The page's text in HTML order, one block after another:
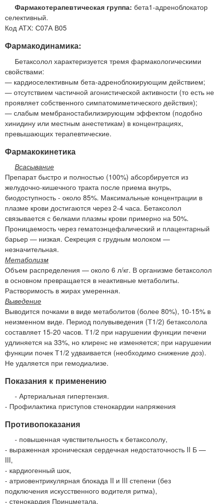
Фармакотерапевтическая группа: бета1-адреноблокатор
селективный.
Код АТХ: С07А В05
Фармакодинамика:
Бетаксолол характеризуется тремя фармакологическими
свойствами:
— кардиоселективным бета-адреноблокирующим действием;
— отсутствием частичной агонистической активности (то есть не
проявляет собственного симпатомиметического действия);
— слабым мембраностабилизирующим эффектом (подобно
хинидину или местным анестетикам) в концентрациях,
превышающих терапевтические.
Фармакокинетика
Всасывание
Препарат быстро и полностью (100%) абсорбируется из
желудочно-кишечного тракта после приема внутрь,
биодоступность - около 85%. Максимальные концентрации в
плазме крови достигаются через 2-4 часа. Бетаксолол
связывается с белками плазмы крови примерно на 50%.
Проницаемость через гематоэнцефалический и плацентарный
барьер — низкая. Секреция с грудным молоком —
незначительная.
Метаболизм
Объем распределения — около 6 л/кг. В организме бетаксолол
в основном превращается в неактивные метаболиты.
Растворимость в жирах умеренная.
Выведение
Выводится почками в виде метаболитов (более 80%), 10-15% в
неизменном виде. Период полувыведения (Т1/2) бетаксолола
составляет 15-20 часов. Т1/2 при нарушении функции печени
удлиняется на 33%, но клиренс не изменяется; при нарушении
функции почек Т1/2 удваивается (необходимо снижение доз).
Не удаляется при гемодиализе.
Показания к применению
- Артериальная гипертензия.
- Профилактика приступов стенокардии напряжения
Противопоказания
- повышенная чувствительность к бетаксололу,
- выраженная хроническая сердечная недостаточность II Б —
III,
- кардиогенный шок,
- атриовентрикулярная блокада II и III степени (без
подключения искусственного водителя ритма),
- стенокардия Принцметала,